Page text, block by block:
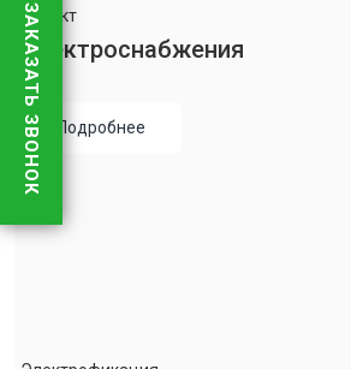
Проект
Электроснабжения
Подробнее
ЗАКАЗАТЬ ЗВОНОК